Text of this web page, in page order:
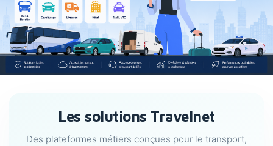
Les solutions Travelnet
Des plateformes métiers conçues pour le transport,